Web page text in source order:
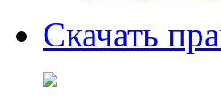
Скачать